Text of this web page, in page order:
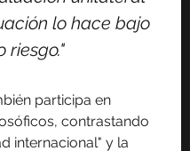
lo hace bajo
riesgo."
participa en
contrastando
internacional" y la